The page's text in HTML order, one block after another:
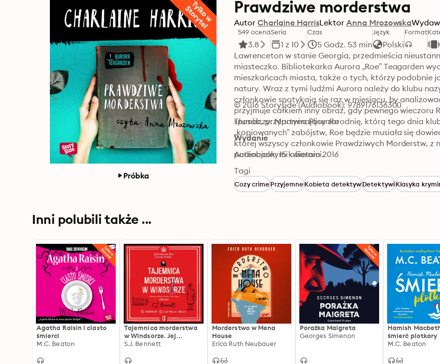
Próbka
Prawdziwe morderstwa
Autor Charlaine HarrisLektor Anna Mrozowska
549 ocena
3.8
Seria
1 z 10
Czas
5 Godz. 53 min
Język
Polski
Format
Lawrenceton w stanie Georgia, przedmieścia
miasteczko. Bibliotekarka Aurora „Roe” Teagarden
mieszkańcach miasta, także o tych, którzy podobnie
natury. Wraz z tymi ludźmi Aurora należy do klubu
członkowie spotykają się raz w miesiącu, by
przyjmuje całkiem inny obraz, gdy pewnego wieczoru
sposób, przypominający zbrodnię, którą tego dnia
„kopiowanych” zabójstw, Roe będzie musiała się
której wszyscy członkowie Prawdziwych Morderstw, z
potencjalnymi ofiarami.
© 2016 Storyside (Audiobook): 9789176136300
Tłumaczy: Martyna Plisenko
Wydanie
Audiobook: 15 kwietnia 2016
Tagi
Cozy crimePrzyjemneKobieta detektywDetektywiKlasyka
Inni polubili także ...
Agatha Raisin i ciasto
śmierci
M.C. Beaton
Tajemnica morderstwa
w Windsorze. Jej
Królewska Mość
1
S.J. Bennett
Morderstwo w Mena
House
Erica Ruth Neubauer
Porażka Maigreta
Georges Simenon
Hamish
śmierć plotkary
M.C. Beaton